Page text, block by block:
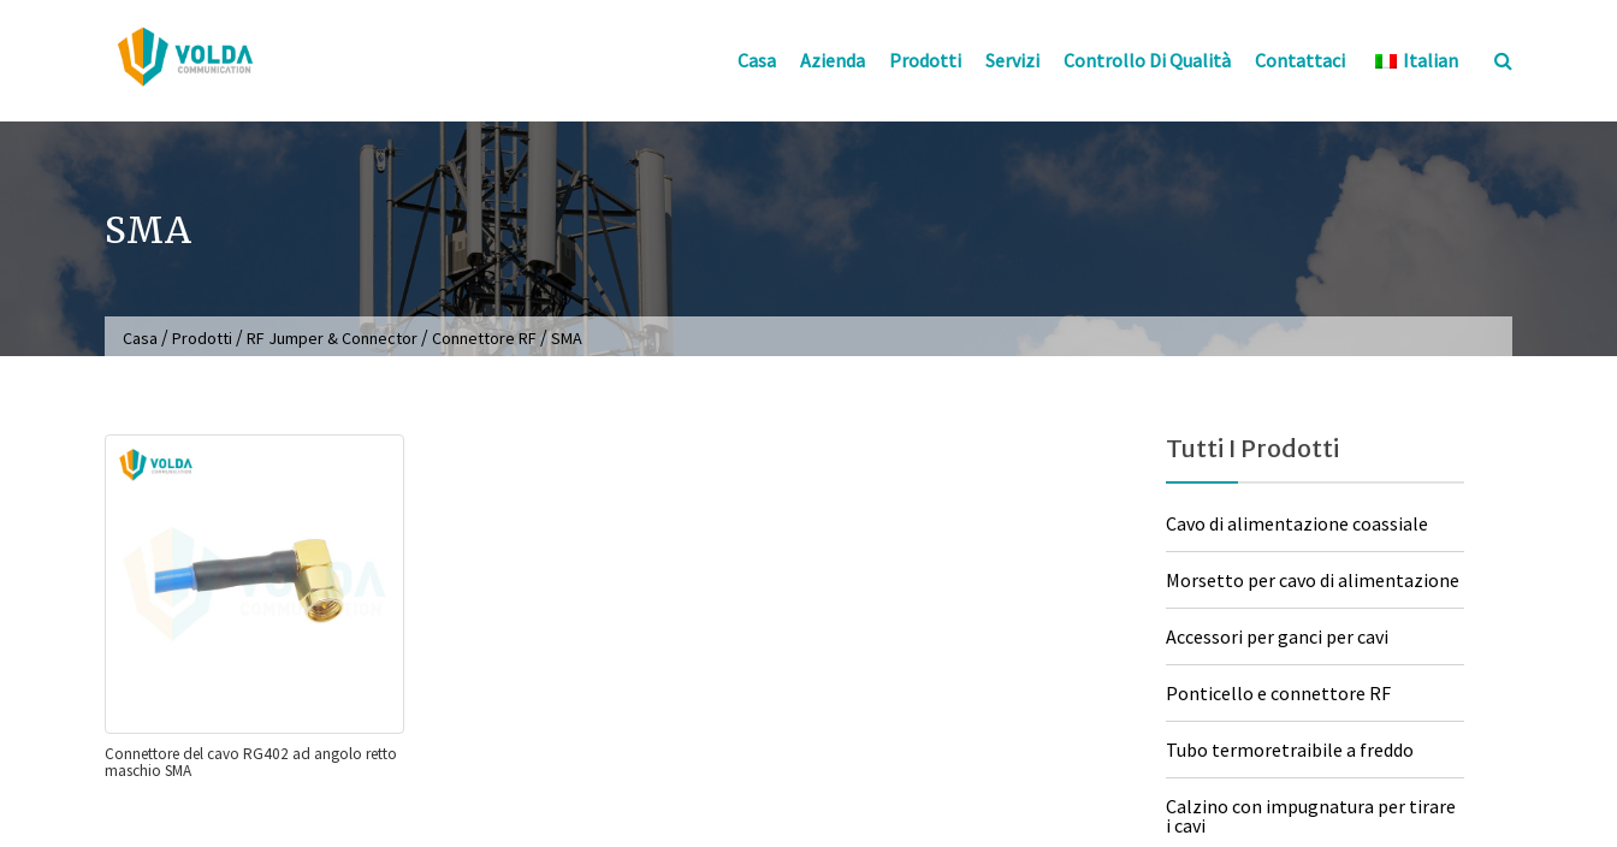
Casa Azienda Prodotti Servizi Controllo Di Qualità Contattaci Italian
SMA
Casa /Prodotti /RF Jumper & Connector /Connettore RF/SMA
Connettore del cavo RG402 ad angolo retto
maschio SMA
Tutti I Prodotti
Cavo di alimentazione coassiale
Morsetto per cavo di alimentazione
Accessori per ganci per cavi
Ponticello e connettore RF
Tubo termoretraibile a freddo
Calzino con impugnatura per tirare
i cavi